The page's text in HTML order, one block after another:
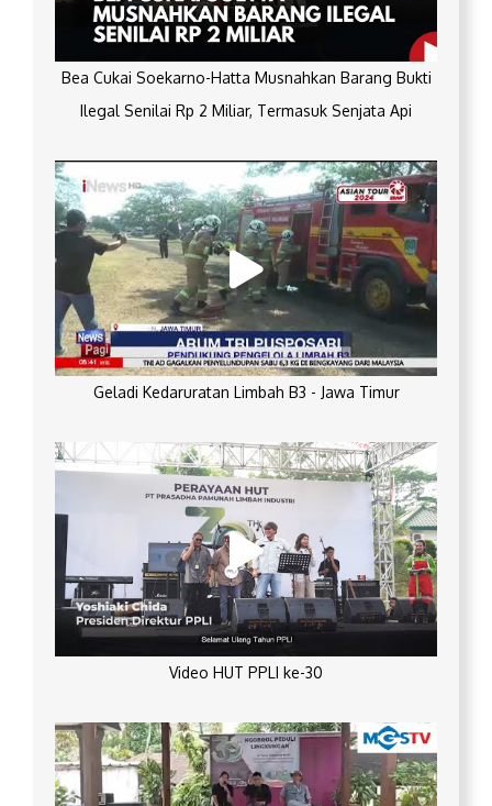
Bea Cukai Soekarno-Hatta Musnahkan Barang Bukti
Ilegal Senilai Rp 2 Miliar, Termasuk Senjata Api
Geladi Kedaruratan Limbah B3 - Jawa Timur
Video HUT PPLI ke-30